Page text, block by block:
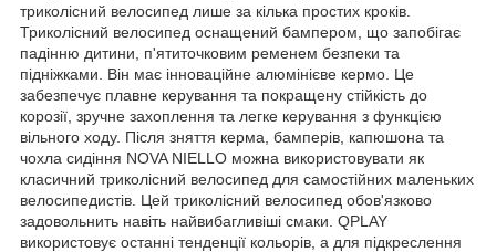
триколісний велосипед лише за кілька простих кроків.
Триколісний велосипед оснащений бампером, що запобігає
падінню дитини, п'ятиточковим ременем безпеки та
підніжками. Він має інноваційне алюмінієве кермо. Це
забезпечує плавне керування та покращену стійкість до
корозії, зручне захоплення та легке керування з функцією
вільного ходу. Після зняття керма, бамперів, капюшона та
чохла сидіння NOVA NIELLO можна використовувати як
класичний триколісний велосипед для самостійних маленьких
велосипедистів. Цей триколісний велосипед обов'язково
задовольнить навіть найвибагливіші смаки. QPLAY
використовує останні тенденції кольорів, а для підкреслення